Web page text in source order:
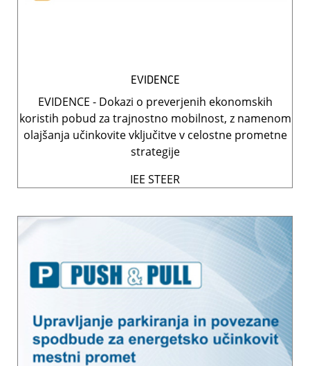
EVIDENCE
EVIDENCE - Dokazi o preverjenih ekonomskih
koristih pobud za trajnostno mobilnost, z namenom
olajšanja učinkovite vključitve v celostne prometne
strategije
IEE STEER